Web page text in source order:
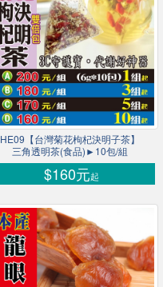
HE09【台灣菊花枸杞決明子茶】
三角透明茶(食品)►10包/組
$160元起